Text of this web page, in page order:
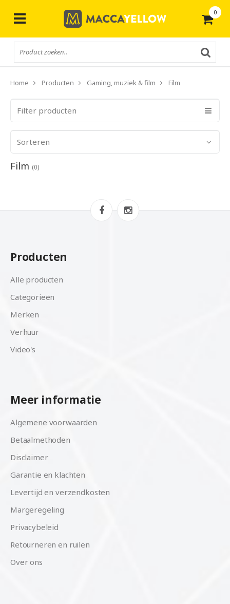
0
Home Producten Gaming, muziek & film Film
Filter producten
Sorteren
Film (0)
Producten
Alle producten
Categorieën
Merken
Verhuur
Video's
Meer informatie
Algemene voorwaarden
Betaalmethoden
Disclaimer
Garantie en klachten
Levertijd en verzendkosten
Margeregeling
Privacybeleid
Retourneren en ruilen
Over ons